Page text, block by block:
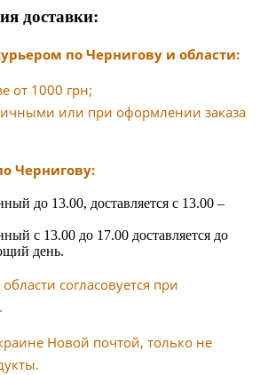
доставки:
по Чернигову и области:
от 1000 грн;
или при оформлении заказа
Чернигову:
до 13.00, доставляется с 13.00 –
с 13.00 до 17.00 доставляется до
день.
согласовуется при
Новой почтой, только не